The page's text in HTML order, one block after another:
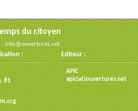
du citoyen
: info@ouvertures.net
:
81
Editeur :
APIC
apic(at)ouvertures.net